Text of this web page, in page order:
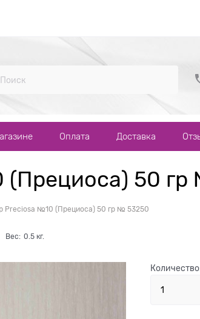
Оплата Доставка
(Прециоса) 50
Preciosa №10 (Прециоса) 50 гр № 53250
Вес: 0.5кг.